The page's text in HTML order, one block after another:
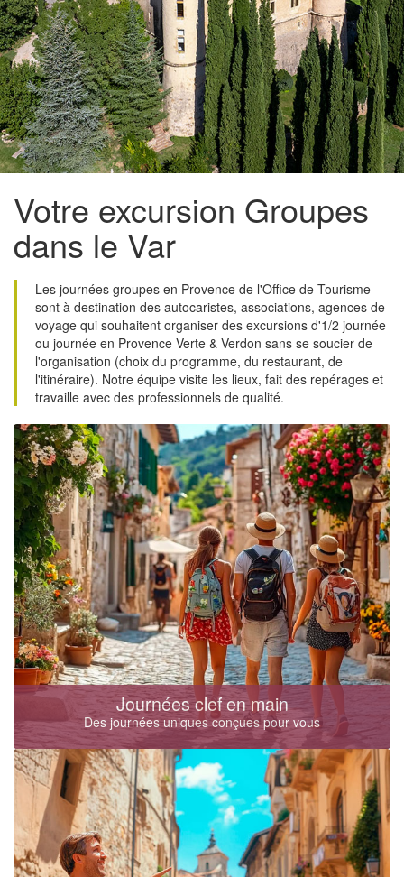
Votre excursion Groupes
dans le Var
Les journées groupes en Provence de l'Office de Tourisme
sont à destination des autocaristes, associations, agences de
voyage qui souhaitent organiser des excursions d'1/2 journée
ou journée en Provence Verte & Verdon sans se soucier de
l'organisation (choix du programme, du restaurant, de
l'itinéraire). Notre équipe visite les lieux, fait des repérages et
travaille avec des professionnels de qualité.
Journées clef en main
Des journées uniques conçues pour vous